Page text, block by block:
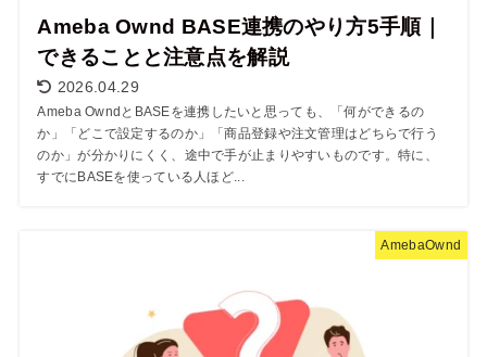
Ameba Ownd BASE連携のやり方5手順｜
できることと注意点を解説
2026.04.29
Ameba OwndとBASEを連携したいと思っても、「何ができるの
か」「どこで設定するのか」「商品登録や注文管理はどちらで行う
のか」が分かりにくく、途中で手が止まりやすいものです。特に、
すでにBASEを使っている人ほど...
AmebaOwnd